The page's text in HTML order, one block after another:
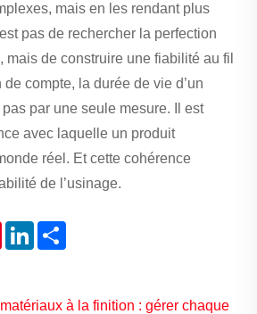
mais en les rendant plus
pas de rechercher la perfection
mais de construire une fiabilité au fil
compte, la durée de vie d’un
par une seule mesure. Il est
avec laquelle un produit
réel. Et cette cohérence
de l’usinage.
PinterestLinkedIn
à la finition : gérer chaque